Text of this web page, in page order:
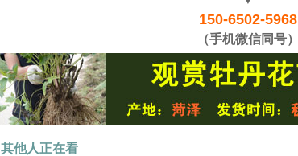
150-6502-5968
（手机微信同号）
其他人正在看